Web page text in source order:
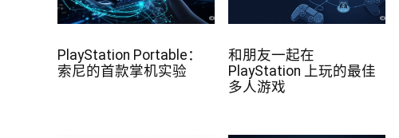
PlayStation Portable：
索尼的首款掌机实验
和朋友一起在
PlayStation 上玩的最佳
多人游戏